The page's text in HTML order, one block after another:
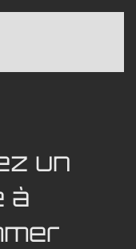
un
à